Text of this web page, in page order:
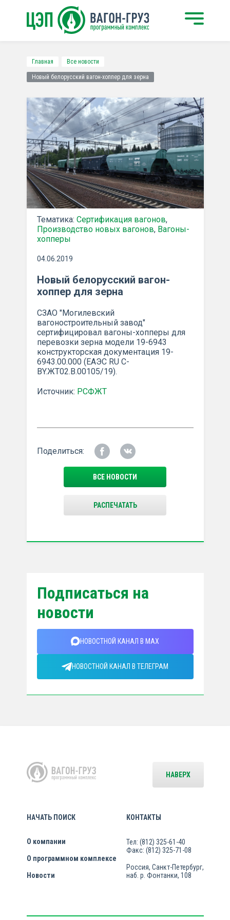
Главная Все новости
Новый белорусский вагон-хоппер для зерна
Тематика: Сертификация вагонов,
Производство новых вагонов, Вагоны-
хопперы
04.06.2019
Новый белорусский вагон-
хоппер для зерна
СЗАО "Могилевский
вагоностроительный завод"
сертифицировал вагоны-хопперы для
перевозки зерна модели 19-6943
конструкторская документация 19-
6943.00.000 (ЕАЭС RU С-
BY.ЖТ02.В.00105/19).
Источник: РСФЖТ
Поделиться:
ВСЕ НОВОСТИ
РАСПЕЧАТАТЬ
Подписаться на
новости
НОВОСТНОЙ КАНАЛ В MAX
НОВОСТНОЙ КАНАЛ В ТЕЛЕГРАМ
НАЧАТЬ ПОИСК
О компании
О программном комплексе
Новости
КОНТАКТЫ
Тел: (812) 325-61-40
Факс: (812) 325-71-08
Россия, Санкт-Петербург,
наб. р. Фонтанки, 108
НАВЕРХ